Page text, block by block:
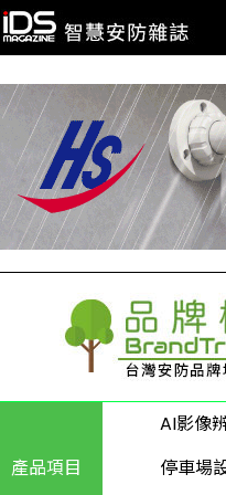
產品項目
AI影像
停車場